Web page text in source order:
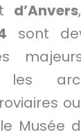
d’Anvers
sont
les
Musée